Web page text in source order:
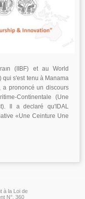
(IIBF) et au World
qui s'est tenu à Manama
a prononcé un discours
Continentale (Une
Il a declaré qu'IDAL
«Une Ceinture Une
à la Loi de
N°. 360